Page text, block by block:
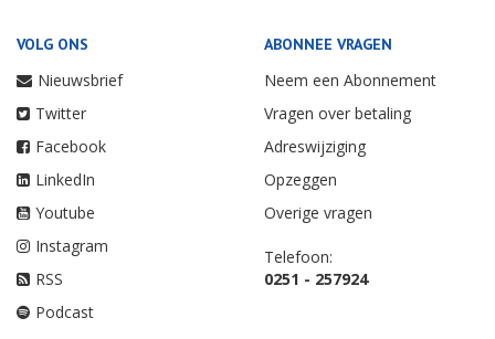
VOLG ONS
Nieuwsbrief
Twitter
Facebook
LinkedIn
Youtube
Instagram
RSS
Podcast
ABONNEE VRAGEN
Neem een Abonnement
Vragen over betaling
Adreswijziging
Opzeggen
Overige vragen
Telefoon:
0251 - 257924